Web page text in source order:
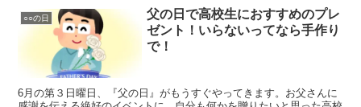
○○の日
父の日で高校生におすすめのプレ
ゼント！いらないってなら手作り
で！
6月の第３日曜日、『父の日』がもうすぐやってきます。お父さんに